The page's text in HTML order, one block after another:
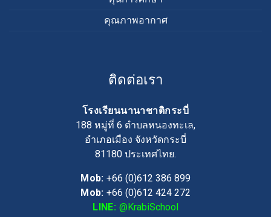
คุณภาพอากาศ
ติดต่อเรา
โรงเรียนนานาชาติกระบี่
188 หมู่ที่ 6 ตำบลหนองทะเล,
อำเภอเมือง จังหวัดกระบี่
81180 ประเทศไทย.
Mob: +66 (0)612 386 899
Mob: +66 (0)612 424 272
LINE: @KrabiSchool